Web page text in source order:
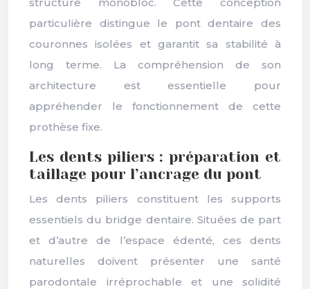
particulière distingue le pont dentaire des
couronnes isolées et garantit sa stabilité à
long terme. La compréhension de son
architecture est essentielle pour
appréhender le fonctionnement de cette
prothèse fixe.
Les dents piliers : préparation et
taillage pour l’ancrage du pont
Les dents piliers constituent les supports
essentiels du bridge dentaire. Situées de part
et d’autre de l’espace édenté, ces dents
naturelles doivent présenter une santé
parodontale irréprochable et une solidité